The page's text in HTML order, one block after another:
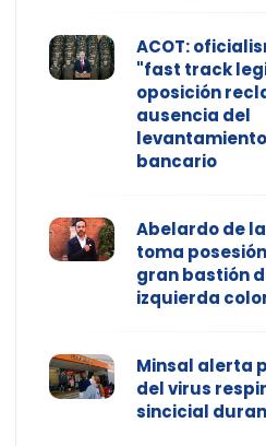
ACOT:
"fast track
oposición
ausencia del
bancario
Abelardo de
toma
gran bastión
izquierda
Minsal alerta
del virus
sincicial